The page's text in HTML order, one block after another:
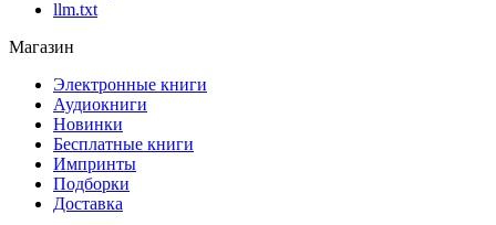
llm.txt
Магазин
Электронные книги
Аудиокниги
Новинки
Бесплатные книги
Импринты
Подборки
Доставка